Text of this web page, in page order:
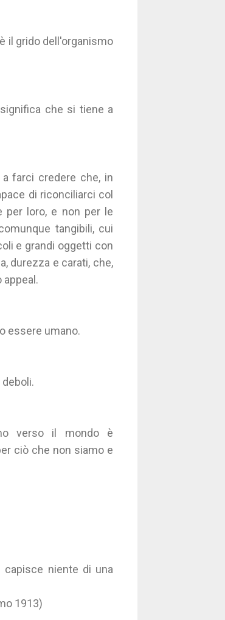
il grido dell'organismo
che si tiene a
farci credere che, in
di riconciliarci col
per loro, e non per le
tangibili, cui
e grandi oggetti con
durezza e carati, che,
essere umano.
verso il mondo è
ciò che non siamo e
capisce niente di una
1913)